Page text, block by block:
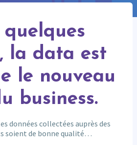
quelques
la data est
le nouveau
business.
données collectées auprès des
soient de bonne qualité…